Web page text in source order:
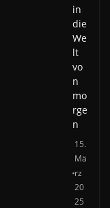
in
die
We
lt
vo
n
mo
rge
n
15.
Mä
rz
20
25